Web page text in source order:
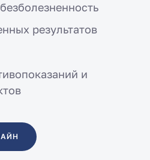
результатов
и